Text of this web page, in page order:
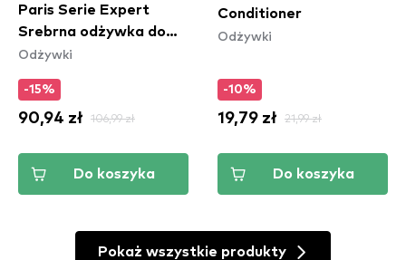
Paris Serie Expert
Srebrna odżywka do
włosów
Odżywki
-15%
90,94 zł 106,99 zł
Do koszyka
Conditioner
Odżywki
-10%
19,79 zł 21,99 zł
Do koszyka
Pokaż wszystkie produkty